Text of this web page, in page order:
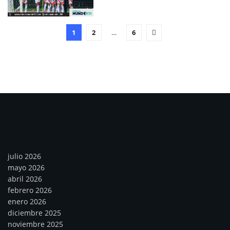
1 2 … 6
julio 2026
mayo 2026
abril 2026
febrero 2026
enero 2026
diciembre 2025
noviembre 2025